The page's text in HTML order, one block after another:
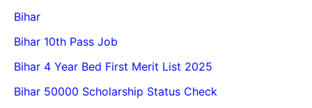
Bihar
Bihar 10th Pass Job
Bihar 4 Year Bed First Merit List 2025
Bihar 50000 Scholarship Status Check